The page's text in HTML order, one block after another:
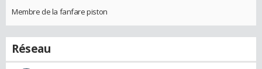
Membre de la fanfare piston
Réseau